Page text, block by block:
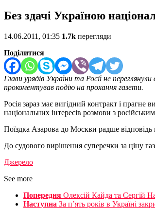
Без здачі Україною
14.06.2011, 01:35 1.7k перегляди
Поділитися
Глави урядів України та Росії не
прокоментував подію на прохання газети.
Росія зараз має вигідний контракт і
національних інтересів розмови з
Поїздка Азарова до Москви радше відповідь
До судового вирішення суперечки за ціну
Джерело
See more
Попередня Олексій Кайда та Сергій
Наступна За п’ять років в Україні